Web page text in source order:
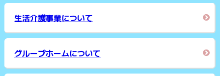
生活介護事業について
グループホームについて